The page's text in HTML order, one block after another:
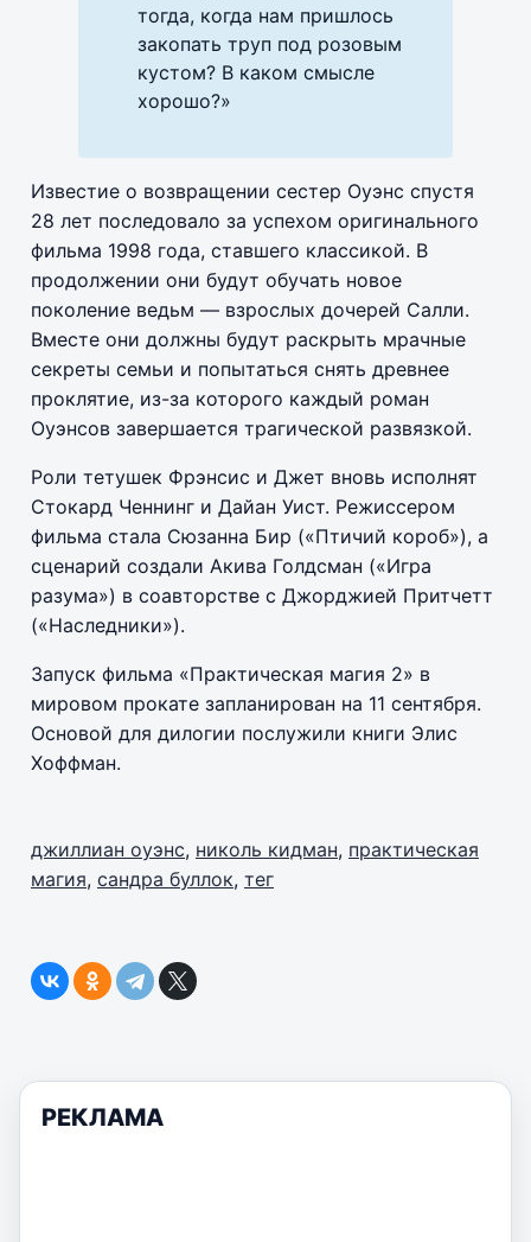
тогда, когда нам пришлось
закопать труп под розовым
кустом? В каком смысле
хорошо?»
Известие о возвращении сестер Оуэнс спустя
28 лет последовало за успехом оригинального
фильма 1998 года, ставшего классикой. В
продолжении они будут обучать новое
поколение ведьм — взрослых дочерей Салли.
Вместе они должны будут раскрыть мрачные
секреты семьи и попытаться снять древнее
проклятие, из-за которого каждый роман
Оуэнсов завершается трагической развязкой.
Роли тетушек Фрэнсис и Джет вновь исполнят
Стокард Ченнинг и Дайан Уист. Режиссером
фильма стала Сюзанна Бир («Птичий короб»), а
сценарий создали Акива Голдсман («Игра
разума») в соавторстве с Джорджией Притчетт
(«Наследники»).
Запуск фильма «Практическая магия 2» в
мировом прокате запланирован на 11 сентября.
Основой для дилогии послужили книги Элис
Хоффман.
джиллиан оуэнс, николь кидман, практическая
магия, сандра буллок, тег
РЕКЛАМА